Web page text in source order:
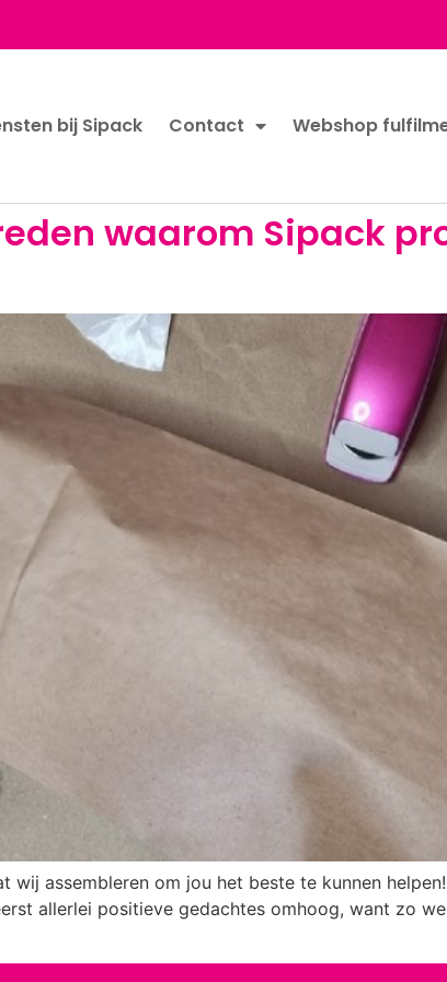
bij Sipack Contact Webshop
waarom Sipack
wij assembleren om jou het beste te kunnen
allerlei positieve gedachtes omhoog, want zo